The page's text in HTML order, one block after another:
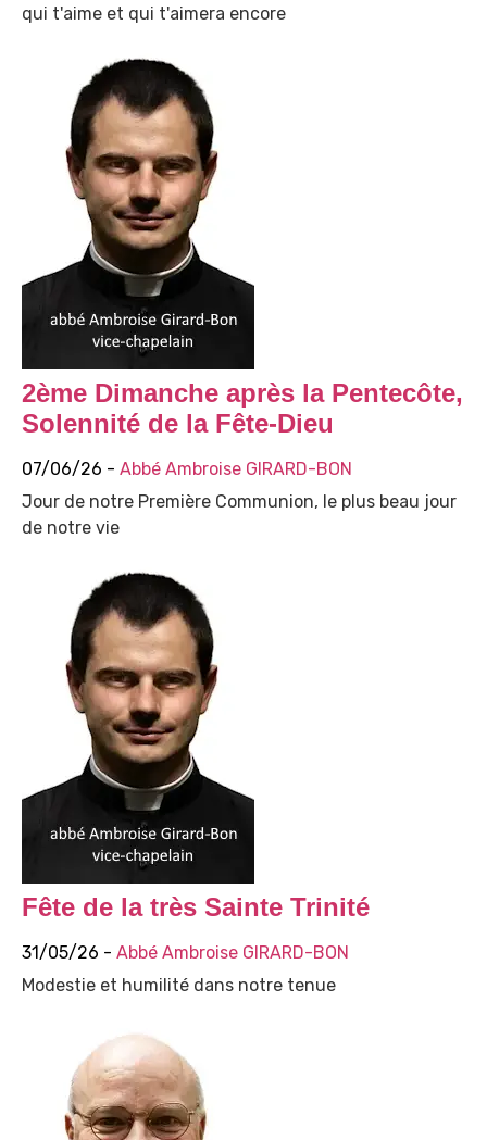
qui t'aime et qui t'aimera encore
2ème Dimanche après la Pentecôte,
Solennité de la Fête-Dieu
07/06/26 - Abbé Ambroise GIRARD-BON
Jour de notre Première Communion, le plus beau jour
de notre vie
Fête de la très Sainte Trinité
31/05/26 - Abbé Ambroise GIRARD-BON
Modestie et humilité dans notre tenue